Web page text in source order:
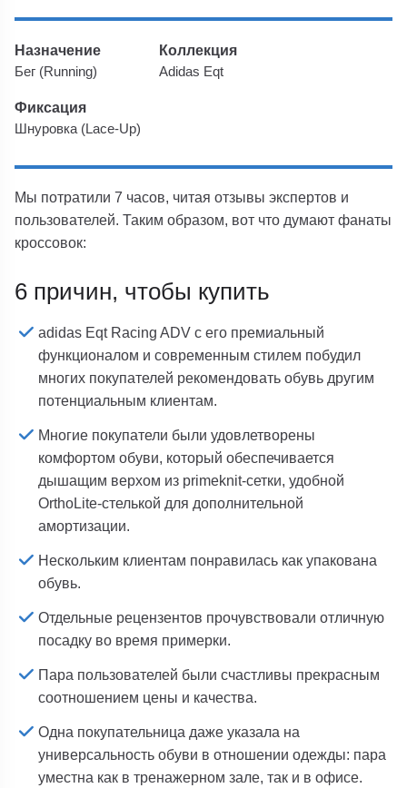
Назначение
Бег (Running)
Коллекция
Adidas Eqt
Фиксация
Шнуровка (Lace-Up)
Мы потратили 7 часов, читая отзывы экспертов и
пользователей. Таким образом, вот что думают фанаты
кроссовок:
6 причин, чтобы купить
adidas Eqt Racing ADV с его премиальный
функционалом и современным стилем побудил
многих покупателей рекомендовать обувь другим
потенциальным клиентам.
Многие покупатели были удовлетворены
комфортом обуви, который обеспечивается
дышащим верхом из primeknit-сетки, удобной
OrthoLite-стелькой для дополнительной
амортизации.
Нескольким клиентам понравилась как упакована
обувь.
Отдельные рецензентов прочувствовали отличную
посадку во время примерки.
Пара пользователей были счастливы прекрасным
соотношением цены и качества.
Одна покупательница даже указала на
универсальность обуви в отношении одежды: пара
уместна как в тренажерном зале, так и в офисе.